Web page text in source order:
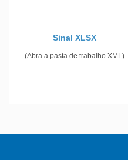
Sinal XLSX
(Abra a pasta de trabalho XML)